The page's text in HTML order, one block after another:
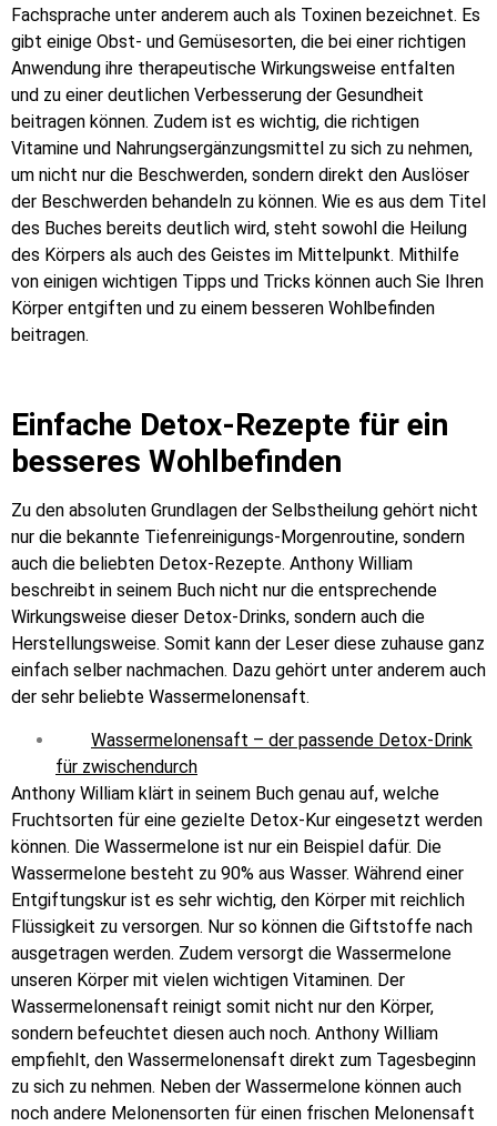
Fachsprache unter anderem auch als Toxinen bezeichnet. Es
gibt einige Obst- und Gemüsesorten, die bei einer richtigen
Anwendung ihre therapeutische Wirkungsweise entfalten
und zu einer deutlichen Verbesserung der Gesundheit
beitragen können. Zudem ist es wichtig, die richtigen
Vitamine und Nahrungsergänzungsmittel zu sich zu nehmen,
um nicht nur die Beschwerden, sondern direkt den Auslöser
der Beschwerden behandeln zu können. Wie es aus dem Titel
des Buches bereits deutlich wird, steht sowohl die Heilung
des Körpers als auch des Geistes im Mittelpunkt. Mithilfe
von einigen wichtigen Tipps und Tricks können auch Sie Ihren
Körper entgiften und zu einem besseren Wohlbefinden
beitragen.
Einfache Detox-Rezepte für ein
besseres Wohlbefinden
Zu den absoluten Grundlagen der Selbstheilung gehört nicht
nur die bekannte Tiefenreinigungs-Morgenroutine, sondern
auch die beliebten Detox-Rezepte. Anthony William
beschreibt in seinem Buch nicht nur die entsprechende
Wirkungsweise dieser Detox-Drinks, sondern auch die
Herstellungsweise. Somit kann der Leser diese zuhause ganz
einfach selber nachmachen. Dazu gehört unter anderem auch
der sehr beliebte Wassermelonensaft.
Wassermelonensaft – der passende Detox-Drink
für zwischendurch
Anthony William klärt in seinem Buch genau auf, welche
Fruchtsorten für eine gezielte Detox-Kur eingesetzt werden
können. Die Wassermelone ist nur ein Beispiel dafür. Die
Wassermelone besteht zu 90% aus Wasser. Während einer
Entgiftungskur ist es sehr wichtig, den Körper mit reichlich
Flüssigkeit zu versorgen. Nur so können die Giftstoffe nach
ausgetragen werden. Zudem versorgt die Wassermelone
unseren Körper mit vielen wichtigen Vitaminen. Der
Wassermelonensaft reinigt somit nicht nur den Körper,
sondern befeuchtet diesen auch noch. Anthony William
empfiehlt, den Wassermelonensaft direkt zum Tagesbeginn
zu sich zu nehmen. Neben der Wassermelone können auch
noch andere Melonensorten für einen frischen Melonensaft